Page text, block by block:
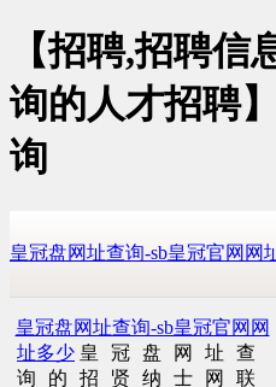
【招聘,招聘信
询的人才招聘
询
皇冠盘网址查询-sb皇冠官网网
皇冠盘网址查询-sb皇冠官网网
址多少 皇冠盘网址查
询的招贤纳士网联